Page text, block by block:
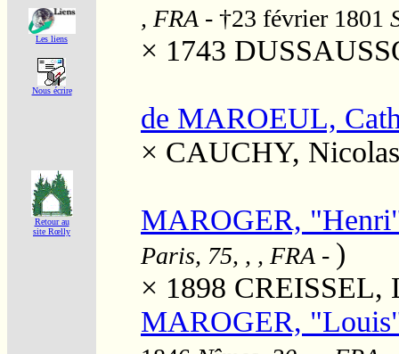
Les liens
Nous écrire
Retour au
site Rœlly
, FRA - †23 février 1801
× 1743
de MAROEUL,
× CAUCHY, Nicolas
MAROGER,
Paris, 75, , , FRA - )
× 1898 CREISSEL,
MAROGER,